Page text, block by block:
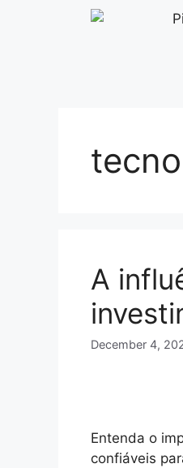
A
December 4,
Entenda o
confiáveis